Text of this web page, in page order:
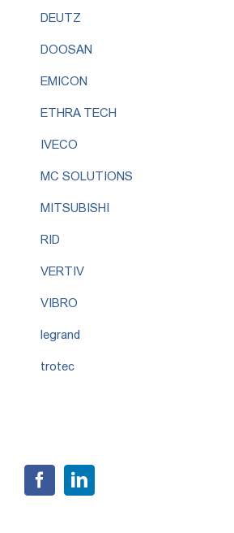
DEUTZ
DOOSAN
EMICON
ETHRA TECH
IVECO
MC SOLUTIONS
MITSUBISHI
RID
VERTIV
VIBRO
legrand
trotec